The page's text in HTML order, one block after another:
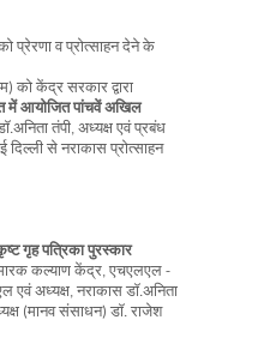
प्रेरणा व प्रोत्साहन देने के
को केंद्र सरकार द्वारा
में आयोजित पांचवें अखिल
तंपी, अध्यक्ष एवं प्रबंध
से नराकास प्रोत्साहन
गृह पत्रिका पुरस्कार
कल्याण केंद्र, एचएलएल -
अध्यक्ष, नराकास डॉ.अनिता
(मानव संसाधन) डॉ. राजेश